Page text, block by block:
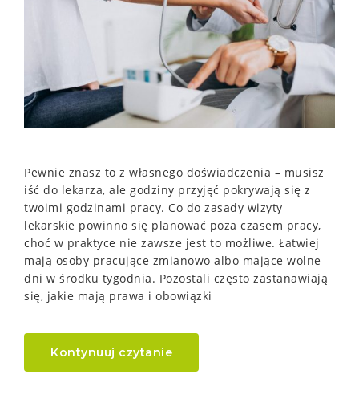
Pewnie znasz to z własnego doświadczenia – musisz
iść do lekarza, ale godziny przyjęć pokrywają się z
twoimi godzinami pracy. Co do zasady wizyty
lekarskie powinno się planować poza czasem pracy,
choć w praktyce nie zawsze jest to możliwe. Łatwiej
mają osoby pracujące zmianowo albo mające wolne
dni w środku tygodnia. Pozostali często zastanawiają
się, jakie mają prawa i obowiązki
Kontynuuj czytanie